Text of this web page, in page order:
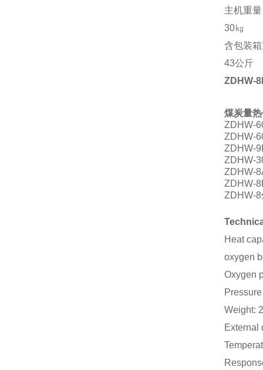
主机重
30㎏
含包装
43公斤
ZDHW-
煤炭量
ZDHW-
ZDHW-
ZDHW-
ZDHW-
ZDHW-
ZDHW-
ZDHW-8
Heat
oxygen
Oxygen
Weight:
External